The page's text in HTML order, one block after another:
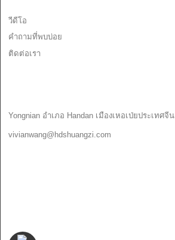
วีดีโอ
คำถามที่พบบ่อย
ติดต่อเรา
Yongnian อำเภอ Handan เมืองเหอเป่ยประเทศจีน
vivianwang@hdshuangzi.com